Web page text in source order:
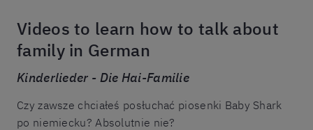
Videos to learn how to talk about
family in German
Kinderlieder - Die Hai-Familie
Czy zawsze chciałeś posłuchać piosenki Baby Shark
po niemiecku? Absolutnie nie?